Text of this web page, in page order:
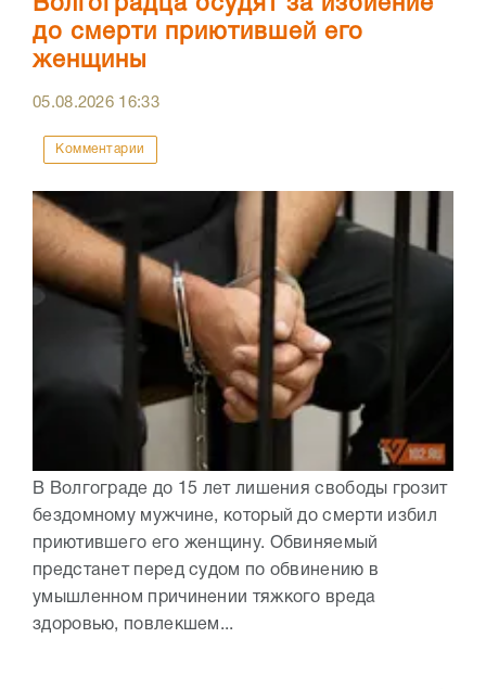
Волгоградца осудят за избиение
до смерти приютившей его
женщины
05.08.2026 16:33
Комментарии
В Волгограде до 15 лет лишения свободы грозит
бездомному мужчине, который до смерти избил
приютившего его женщину. Обвиняемый
предстанет перед судом по обвинению в
умышленном причинении тяжкого вреда
здоровью, повлекшем...